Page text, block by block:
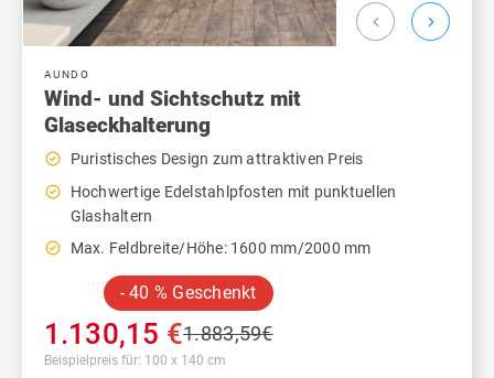
chevron_left chevron_right
AUNDO
Wind- und Sichtschutz mit
Glaseckhalterung
check_circle_outline Puristisches Design zum attraktiven Preis
check_circle_outline
Hochwertige Edelstahlpfosten mit punktuellen
Glashaltern
check_circle_outline Max. Feldbreite/Höhe: 1600 mm/2000 mm
- 40 % Geschenkt
1.883,59€
1.130,15 €
Beispielpreis für: 100 x 140 cm